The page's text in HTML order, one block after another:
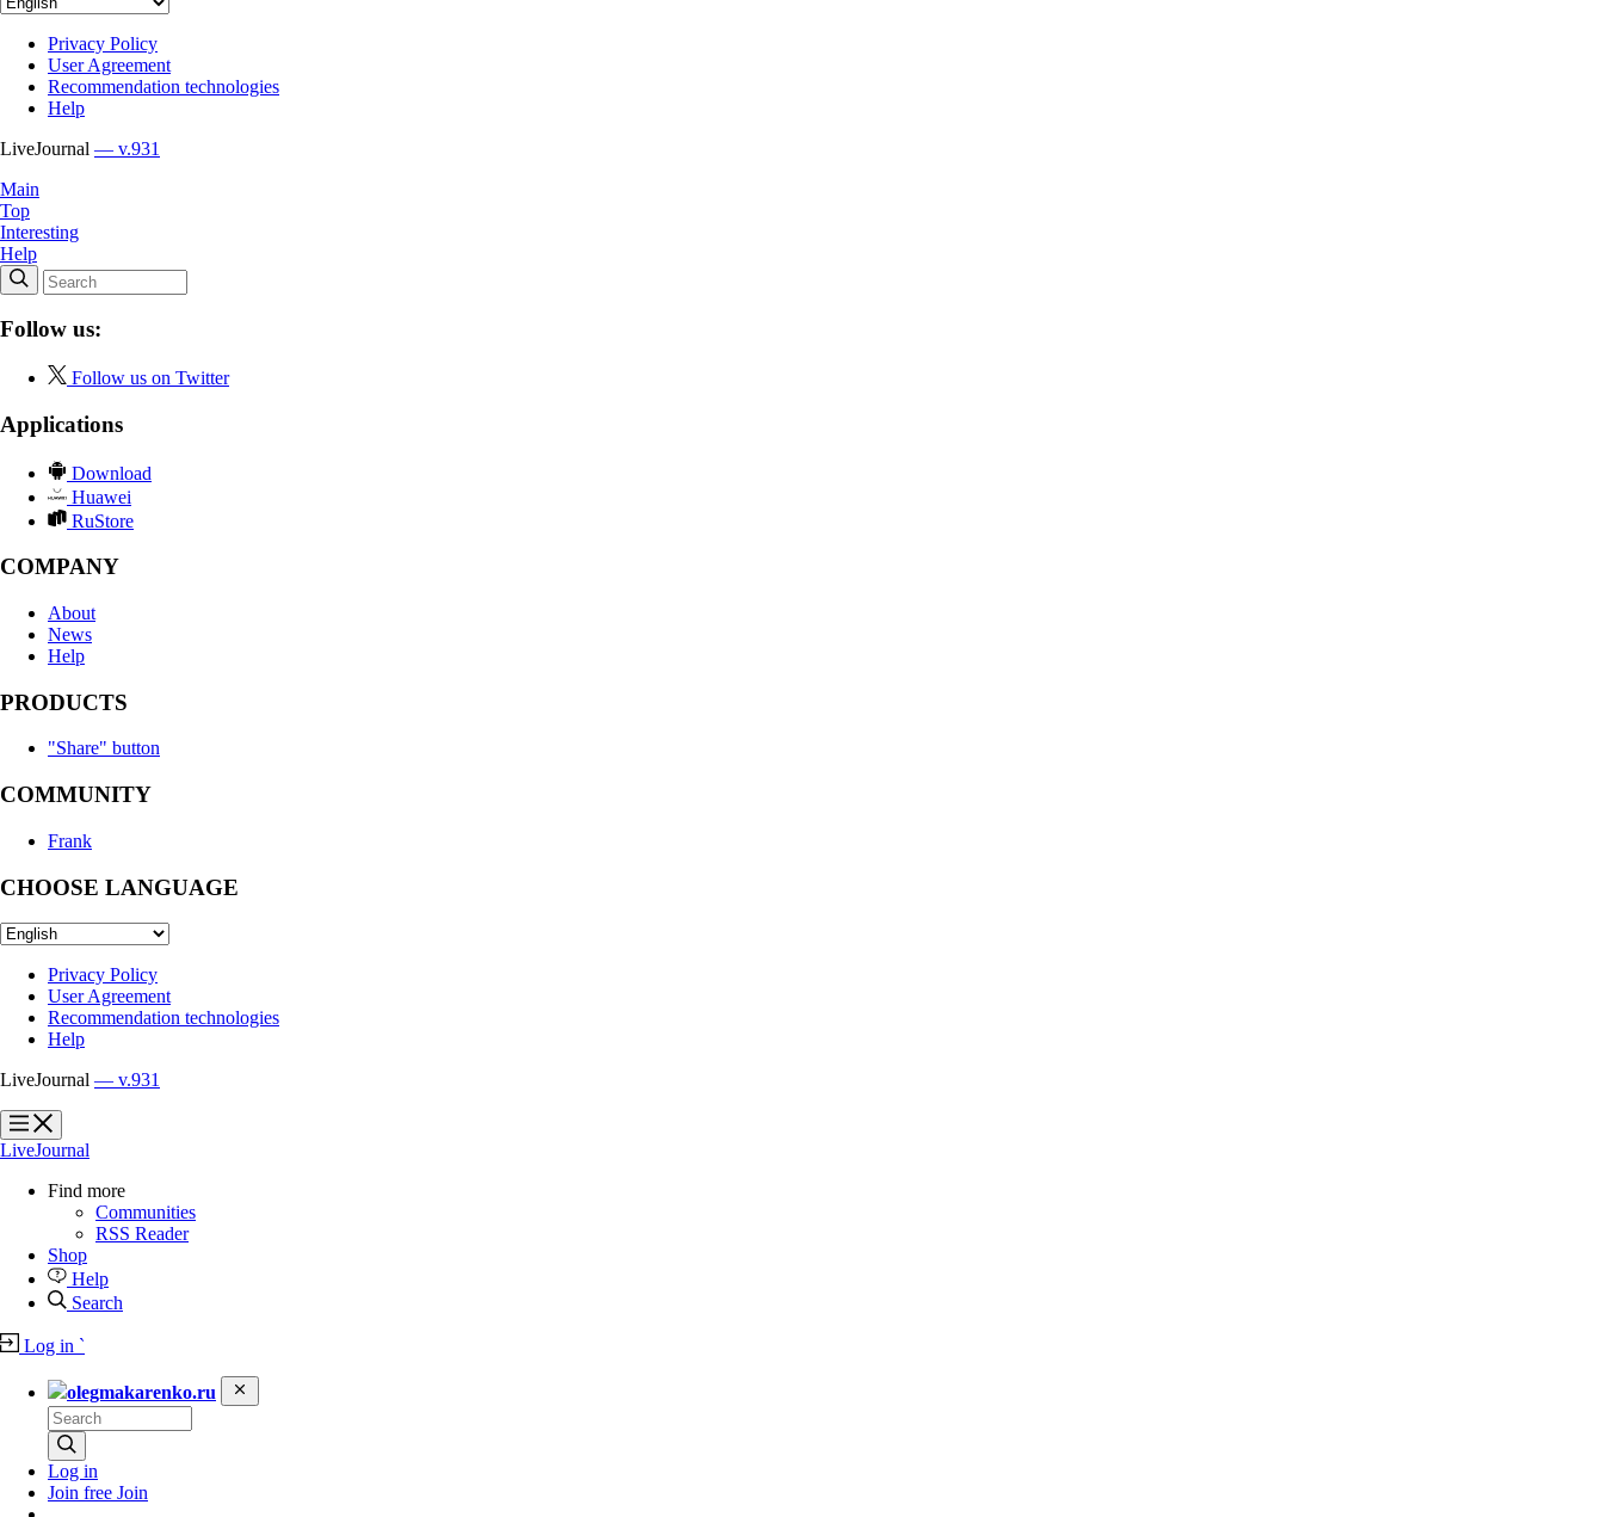
Privacy Policy
User Agreement
Recommendation technologies
Help
LiveJournal — v.931
Main
Top
Interesting
Help
Follow us:
Follow us on Twitter
Applications
Download
Huawei
RuStore
COMPANY
About
News
Help
PRODUCTS
"Share" button
COMMUNITY
Frank
CHOOSE LANGUAGE
Privacy Policy
User Agreement
Recommendation technologies
Help
LiveJournal — v.931
?
?
LiveJournal
Find more
Communities
RSS Reader
Shop
Help
Search
Log in `
olegmakarenko.ru
Log in
Join free Join